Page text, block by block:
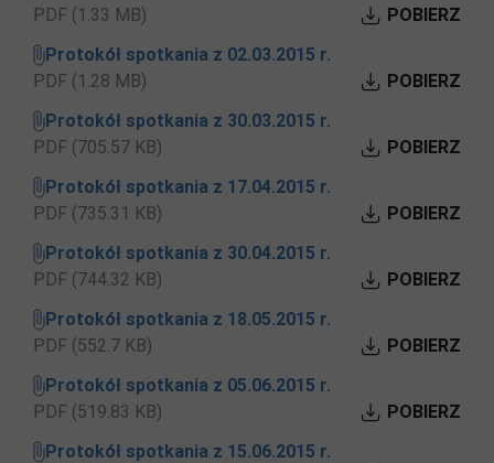
PDF (1.33 MB)
POBIERZ
Protokół spotkania z 02.03.2015 r.
PDF (1.28 MB)
POBIERZ
Protokół spotkania z 30.03.2015 r.
PDF (705.57 KB)
POBIERZ
Protokół spotkania z 17.04.2015 r.
PDF (735.31 KB)
POBIERZ
Protokół spotkania z 30.04.2015 r.
PDF (744.32 KB)
POBIERZ
Protokół spotkania z 18.05.2015 r.
PDF (552.7 KB)
POBIERZ
Protokół spotkania z 05.06.2015 r.
PDF (519.83 KB)
POBIERZ
Protokół spotkania z 15.06.2015 r.